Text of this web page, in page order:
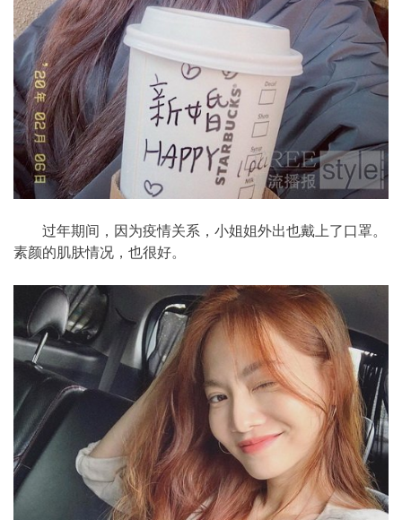
过年期间，因为疫情关系，小姐姐外出也戴上了口罩。
素颜的肌肤情况，也很好。